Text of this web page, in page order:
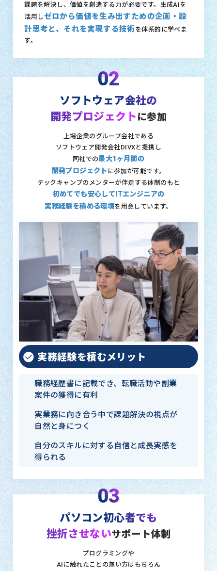
課題を解決し、価値を創造する力が必要です。生成AIを
活用しゼロから価値を生み出すための企画・設
計思考と、それを実現する技術を体系的に学べま
す。
02
ソフトウェア会社の
開発プロジェクト に参加
上場企業のグループ会社である
ソフトウェア開発会社DIVXと提携し
同社での最大1ヶ月間の
開発プロジェクト に参加が可能です。
テックキャンプのメンターが伴走する体制のもと
初めてでも安心してITエンジニアの
実務経験を積める環境を用意しています。
実務経験を積むメリット
職務経歴書に記載でき、転職活動や副業
案件の獲得に有利
実業務に向き合う中で課題解決の視点が
自然と身につく
自分のスキルに対する自信と成長実感を
得られる
03
パソコン初心者でも
挫折させないサポート体制
プログラミングや
AIに触れたことの無い方はもちろん